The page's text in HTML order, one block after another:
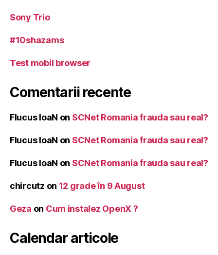
Sony Trio
#10shazams
Test mobil browser
Comentarii recente
Flucus IoaN on SCNet Romania frauda sau real?
Flucus IoaN on SCNet Romania frauda sau real?
Flucus IoaN on SCNet Romania frauda sau real?
chircutz on 12 grade în 9 August
Geza on Cum instalez OpenX ?
Calendar articole